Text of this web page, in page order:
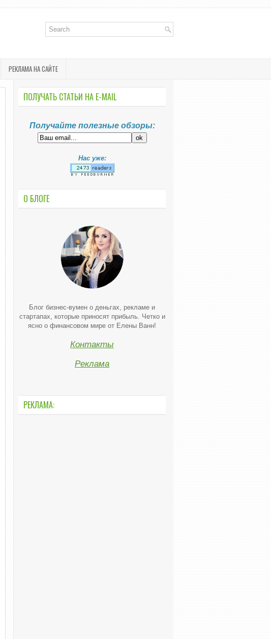
РЕКЛАМА НА САЙТЕ
ПОЛУЧАТЬ СТАТЬИ НА E-MАIL
Получайте полезные обзоры:
Нас уже:
О БЛОГЕ
Блог бизнес-вумен о деньгах, рекламе и
стартапах, которые приносят прибыль. Четко и
ясно о финансовом мире от Елены Ванн!
Контакты
Реклама
РЕКЛАМА: